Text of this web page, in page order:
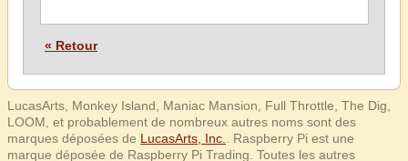
« Retour
LucasArts, Monkey Island, Maniac Mansion, Full Throttle, The Dig,
LOOM, et probablement de nombreux autres noms sont des
marques déposées de LucasArts, Inc.
. Raspberry Pi est une
marque déposée de Raspberry Pi Trading. Toutes les autres